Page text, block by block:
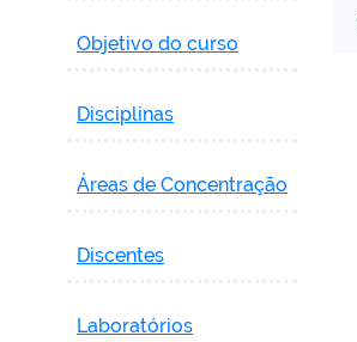
Objetivo do curso
Disciplinas
Áreas de Concentração
Discentes
Laboratórios